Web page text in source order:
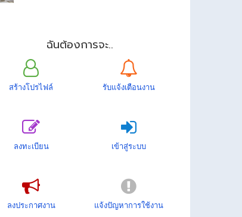
ฉันต้องการจะ..
สร้างโปรไฟล์
ลงทะเบียน
ลงประกาศงาน
รับแจ้งเตือนงาน
เข้าสู่ระบบ
แจ้งปัญหาการใช้งาน